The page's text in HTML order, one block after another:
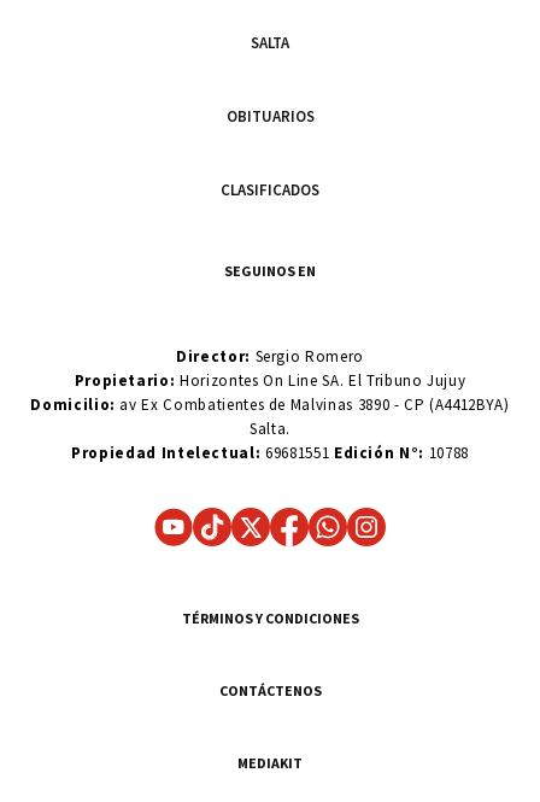
SALTA
OBITUARIOS
CLASIFICADOS
SEGUINOS EN
Director: Sergio Romero
Propietario:Horizontes On Line SA. El Tribuno Jujuy
Domicilio: av Ex Combatientes de Malvinas 3890 - CP (A4412BYA)
Salta.
Propiedad Intelectual: 69681551 Edición N°: 10788
TÉRMINOS Y CONDICIONES
CONTÁCTENOS
MEDIAKIT